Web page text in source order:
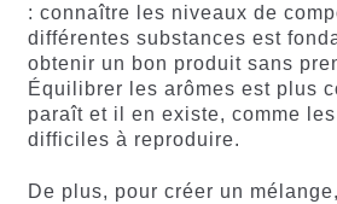
: connaître les niveaux de
différentes substances est
obtenir un bon produit sans
Équilibrer les arômes est plus
paraît et il en existe, comme
difficiles à reproduire.
De plus, pour créer un